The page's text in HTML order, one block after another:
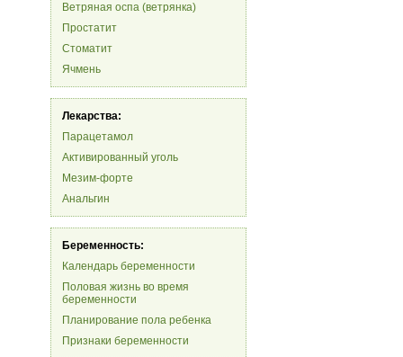
Ветряная оспа (ветрянка)
Простатит
Стоматит
Ячмень
Лекарства:
Парацетамол
Активированный уголь
Мезим-форте
Анальгин
Беременность:
Календарь беременности
Половая жизнь во время
беременности
Планирование пола ребенка
Признаки беременности